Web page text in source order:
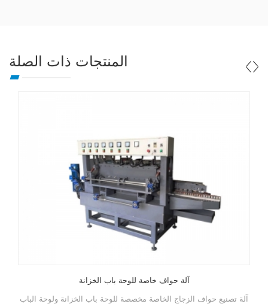
المنتجات ذات الصلة
آلة حواف خاصة للوحة باب الخزانة
آلة تصنيع حواف الزجاج الخاصة مخصصة للوحة باب الخزانة ولوحة الباب